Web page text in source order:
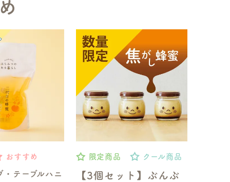
おすすめ
・テーブルハニ
限定商品 クール商品
【3個セット】ぶんぶ